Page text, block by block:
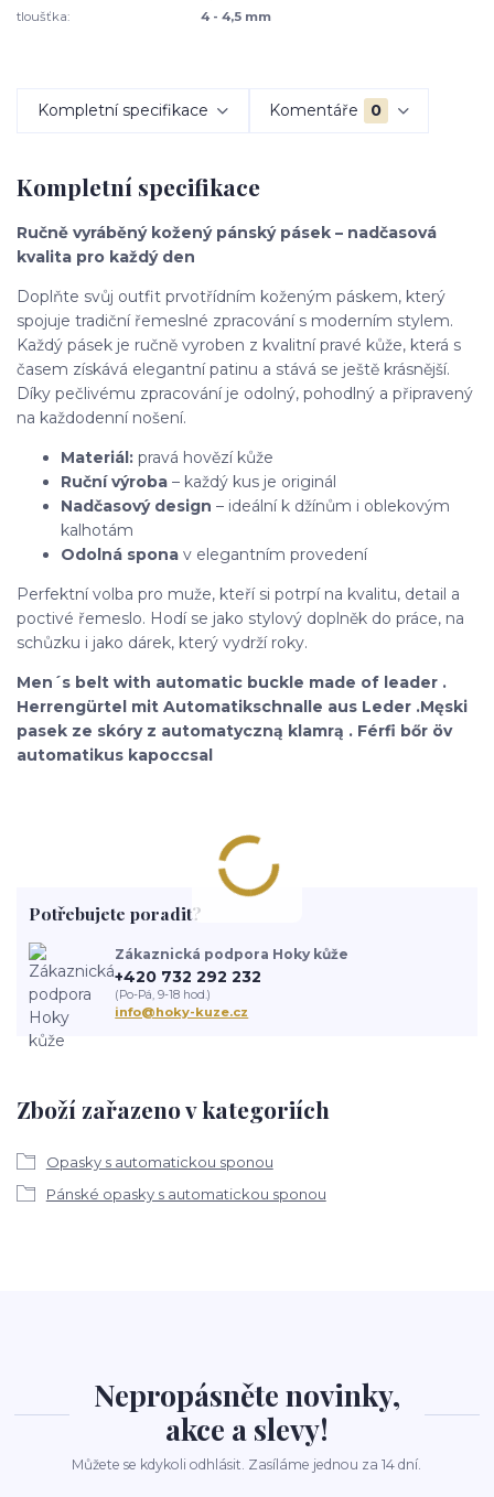
tloušťka:
4 - 4,5 mm
Kompletní specifikace Komentáře 0
Kompletní specifikace
Ručně vyráběný kožený pánský pásek – nadčasová
kvalita pro každý den
Doplňte svůj outfit prvotřídním koženým páskem, který
spojuje tradiční řemeslné zpracování s moderním stylem.
Každý pásek je ručně vyroben z kvalitní pravé kůže, která s
časem získává elegantní patinu a stává se ještě krásnější.
Díky pečlivému zpracování je odolný, pohodlný a připravený
na každodenní nošení.
Materiál: pravá hovězí kůže
Ruční výroba – každý kus je originál
Nadčasový design – ideální k džínům i oblekovým
kalhotám
Odolná spona v elegantním provedení
Perfektní volba pro muže, kteří si potrpí na kvalitu, detail a
poctivé řemeslo. Hodí se jako stylový doplněk do práce, na
schůzku i jako dárek, který vydrží roky.
Men´s belt with automatic buckle made of leader .
Herrengürtel mit Automatikschnalle aus Leder .Męski
pasek ze skóry z automatyczną klamrą . Férfi bőr öv
automatikus kapoccsal
Zboží zařazeno v kategoriích
Opasky s automatickou sponou
Pánské opasky s automatickou sponou
Potřebujete poradit?
Zákaznická podpora Hoky kůže
+420 732 292 232
(Po-Pá, 9-18 hod.)
info@hoky-kuze.cz
Nepropásněte novinky,
akce a slevy!
Můžete se kdykoli odhlásit. Zasíláme jednou za 14 dní.